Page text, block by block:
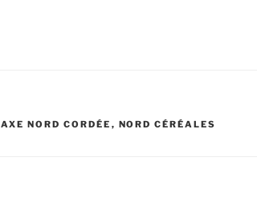
AXE NORD CORDÉE , NORD CÉRÉALES